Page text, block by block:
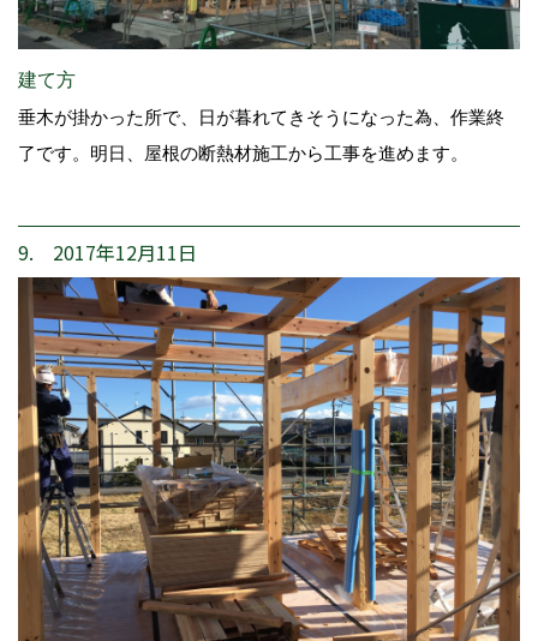
建て方
垂木が掛かった所で、日が暮れてきそうになった為、作業終
了です。明日、屋根の断熱材施工から工事を進めます。
9. 2017年12月11日